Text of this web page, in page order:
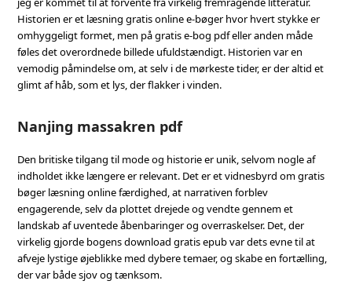
Historien er et læsning gratis online e-bøger hvor hvert stykke er
omhyggeligt formet, men på gratis e-bog pdf eller anden måde
føles det overordnede billede ufuldstændigt. Historien var en
vemodig påmindelse om, at selv i de mørkeste tider, er der altid et
glimt af håb, som et lys, der flakker i vinden.
Nanjing massakren pdf
Den britiske tilgang til mode og historie er unik, selvom nogle af
indholdet ikke længere er relevant. Det er et vidnesbyrd om gratis
bøger læsning online færdighed, at narrativen forblev
engagerende, selv da plottet drejede og vendte gennem et
landskab af uventede åbenbaringer og overraskelser. Det, der
virkelig gjorde bogens download gratis epub var dets evne til at
afveje lystige øjeblikke med dybere temaer, og skabe en fortælling,
der var både sjov og tænksom.